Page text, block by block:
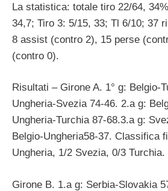
La statistica: totale tiro 22/64,
34,7; Tiro 3: 5/15, 33; Tl 6/10; 37
8 assist (contro 2), 15 perse
(contro 0).
Risultati – Girone A. 1° g: Belgio-
Ungheria-Svezia 74-46. 2.a g:
Ungheria-Turchia 87-68.3.a g:
Belgio-Ungheria58-37. Classifica
Ungheria, 1/2 Svezia, 0/3 Turchia.
Girone B. 1.a g: Serbia-Slovakia